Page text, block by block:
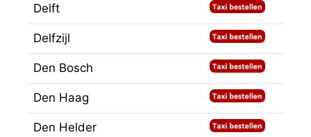
Delft
Delfzijl
Den Bosch
Den Haag
Den Helder